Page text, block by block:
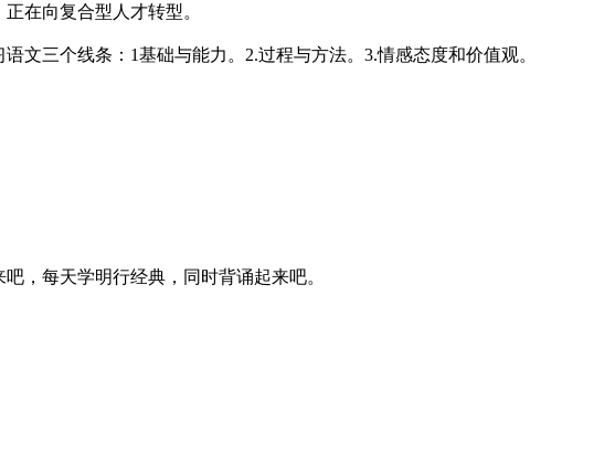
在向复合型人才转型。
文三个线条：1基础与能力。2.过程与方法。3.情感态度和价值观。
，每天学明行经典，同时背诵起来吧。